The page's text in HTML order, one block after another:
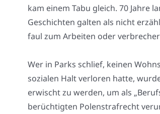
kam einem Tabu gleich. 70 Jah­re
Geschich­ten gal­ten als nicht
faul zum Arbei­ten oder
Wer in Parks schlief, kei­nen
sozia­len Halt ver­lo­ren hat­te,
erwischt zu wer­den, um als
berüch­tig­ten Polen­straf­recht